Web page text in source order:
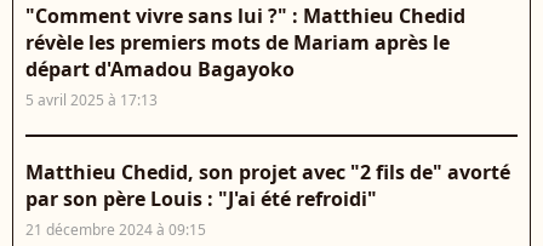
"Comment vivre sans lui ?" : Matthieu Chedid
révèle les premiers mots de Mariam après le
départ d'Amadou Bagayoko
5 avril 2025 à 17:13
Matthieu Chedid, son projet avec "2 fils de" avorté
par son père Louis : "J'ai été refroidi"
21 décembre 2024 à 09:15